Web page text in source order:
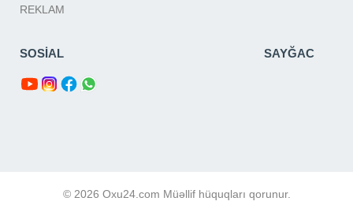
REKLAM
SOSİAL SAYĞAC
© 2026 Oxu24.com Müəllif hüquqları qorunur.